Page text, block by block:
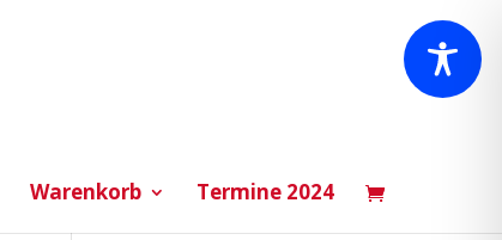
Warenkorb Termine 2024